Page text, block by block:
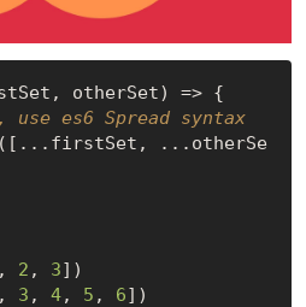
otherSet) => {
es6 Spread syntax
...otherSe
, 2 , 3])
, 3 , 4, 5 , 6])